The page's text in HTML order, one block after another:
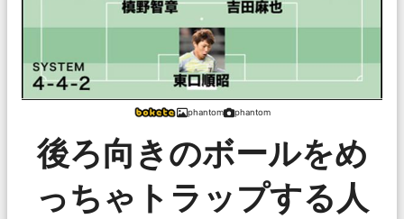
phantom phantom
後ろ向きのボールをめ
っちゃトラップする人